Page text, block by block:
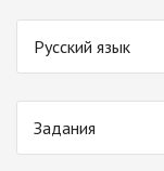
Русский язык
Задания